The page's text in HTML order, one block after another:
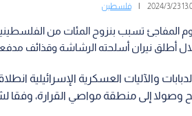
13:09 فلسطين
المفاجئ تسبب بنزوح المئات من
أطلق نيران أسلحته الرشاشة وقذائف
والآليات العسكرية الإسرائيلية
وصولا إلى منطقة مواصي القرارة، وفقا